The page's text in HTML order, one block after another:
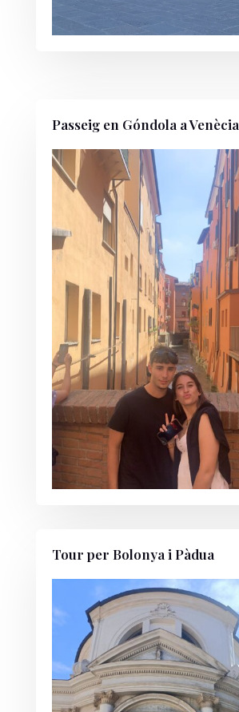
Passeig en Góndola a Venècia
Tour per Bolonya i Pàdua